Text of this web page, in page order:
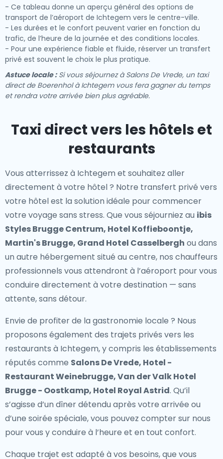
- Ce tableau donne un aperçu général des options de
transport de l’aéroport de Ichtegem vers le centre-ville.
- Les durées et le confort peuvent varier en fonction du
trafic, de l’heure de la journée et des conditions locales.
- Pour une expérience fiable et fluide, réserver un transfert
privé est souvent le choix le plus pratique.
Astuce locale :Si vous séjournez à Salons De Vrede, un taxi
direct de Boerenhol à Ichtegem vous fera gagner du temps
et rendra votre arrivée bien plus agréable.
Taxi direct vers les hôtels et
restaurants
Vous atterrissez à Ichtegem et souhaitez aller
directement à votre hôtel ? Notre transfert privé vers
votre hôtelest la solution idéale pour commencer
votre voyage sans stress. Que vous séjourniez au ibis
Styles Brugge Centrum, Hotel Koffieboontje,
Martin's Brugge, Grand Hotel Casselbergh ou dans
un autre hébergement situé au centre, nos chauffeurs
professionnels vous attendront à l’aéroport pour vous
conduire directement à votre destination — sans
attente, sans détour.
Envie de profiter de la gastronomie locale ? Nous
proposons également des trajets privés vers les
restaurants à Ichtegem, y compris les établissements
réputés comme Salons De Vrede, Hotel -
Restaurant Weinebrugge, Van der Valk Hotel
Brugge - Oostkamp, Hotel Royal Astrid. Qu’il
s’agisse d’un dîner détendu après votre arrivée ou
d’une soirée spéciale, vous pouvez compter sur nous
pour vous y conduire à l’heure et en tout confort.
Chaque trajet est adapté à vos besoins, que vous